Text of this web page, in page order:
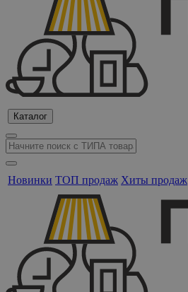
Каталог
Новинки ТОП продаж Хиты продаж